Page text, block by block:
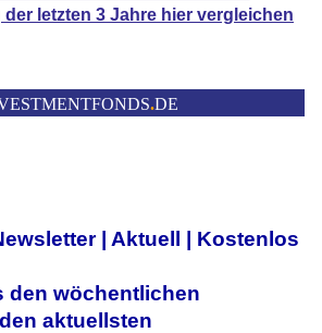
der letzten 3 Jahre hier vergleichen
.DE
| Aktuell | Kostenlos
den wöchentlichen
aktuellsten